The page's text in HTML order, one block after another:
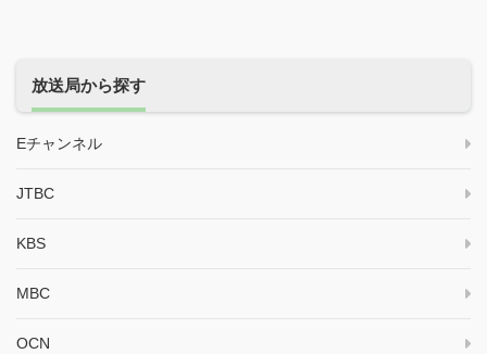
放送局から探す
Eチャンネル
JTBC
KBS
MBC
OCN